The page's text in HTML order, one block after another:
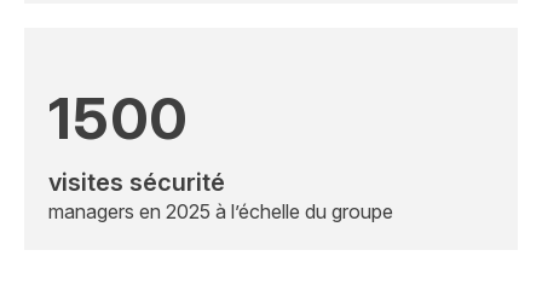
1500
visites sécurité
managers en 2025 à l’échelle du groupe